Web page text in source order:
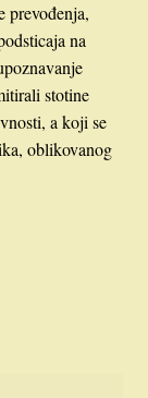
prevođenja,
na
stotine
a koji se
oblikovanog